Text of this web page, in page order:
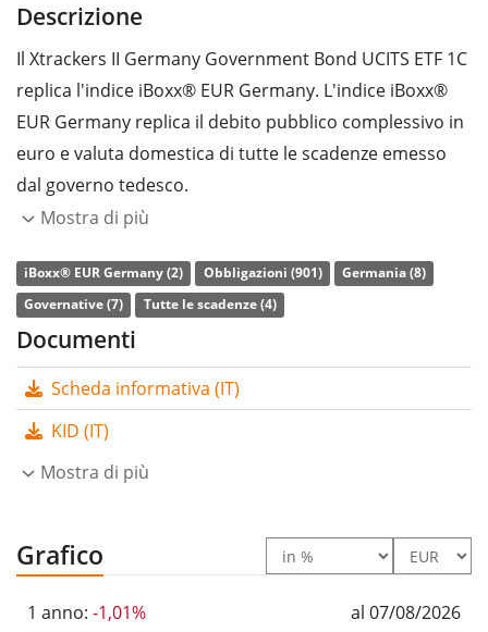
Descrizione
Il Xtrackers II Germany Government Bond UCITS ETF 1C
replica l'indice iBoxx® EUR Germany. L'indice iBoxx®
EUR Germany replica il debito pubblico complessivo in
euro e valuta domestica di tutte le scadenze emesso
dal governo tedesco.
spesa complessiva
0,15% annuo. Il Xtrackers II Germany Government
Bond UCITS ETF 1C è l’ETF più economico e più grande
che replica l'indice iBoxx® EUR Germany. L’ETF replica
campionamento(acquistando solo i componenti più
importanti dello stesso). Il rendimento da interessi
nell'ETF.
L’ETF Xtrackers II Germany Government Bond UCITS
ETF 1C è un ETF di grandi dimensioni con un
Mostra di più
iBoxx® EUR Germany (2) Obbligazioni (901)
Germania (8)
Governative (7)
Tutte le scadenze (4)
Documenti
Scheda informativa (IT)
KID (IT)
Mostra di più
Grafico
1 anno: -1,01% al 07/08/2026